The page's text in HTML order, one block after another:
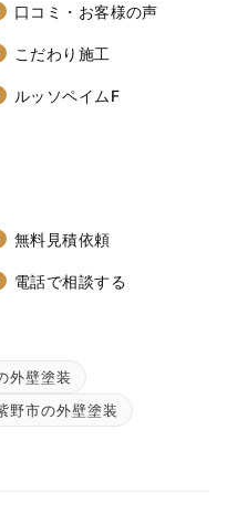
口コミ・お客様の声
こだわり施工
ルッソペイムF
無料見積依頼
電話で相談する
外壁塗装
野市の外壁塗装